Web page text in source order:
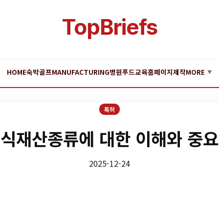
TopBriefs
HOME숙박골프MANUFACTURING병원푸드교육홈페이지제작MORE ▼
특허
재산종류에 대한 이해와 중
2025-12-24